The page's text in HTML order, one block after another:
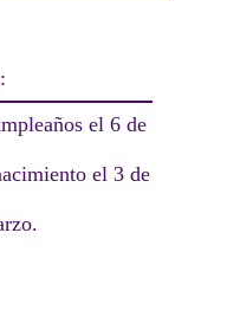
el 6 de
el 3 de